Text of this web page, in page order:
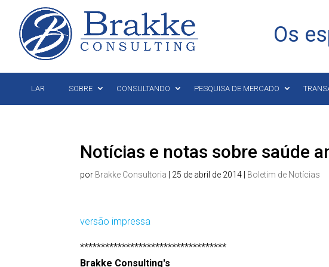
Os
LAR SOBRE CONSULTANDO PESQUISA DE MERCADO
Notícias e notas sobre saúde
por Brakke Consultoria 25 de abril de 2014 Boletim de Notícias
versão impressa
***********************************
Brakke Consulting's